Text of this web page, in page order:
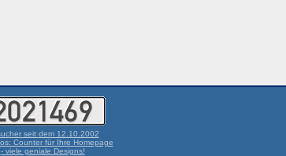
seit dem 12.10.2002
Counter für Ihre Homepage
- viele geniale Designs!